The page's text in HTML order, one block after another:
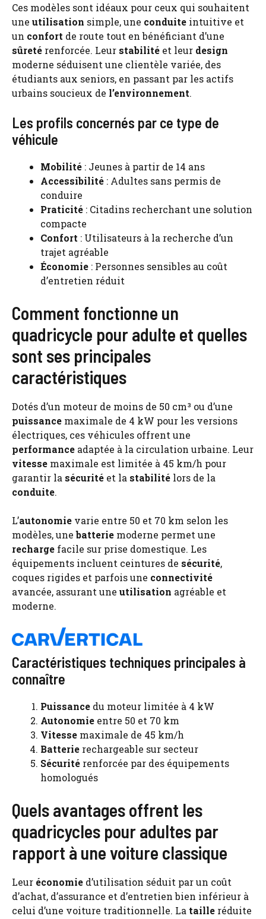
Ces modèles sont idéaux pour ceux qui souhaitent
une utilisation simple, une conduite intuitive et
un confort de route tout en bénéficiant d’une
sûreté renforcée. Leur stabilité et leur design
moderne séduisent une clientèle variée, des
étudiants aux seniors, en passant par les actifs
urbains soucieux de l’environnement.
Les profils concernés par ce type de
véhicule
Mobilité : Jeunes à partir de 14 ans
Accessibilité : Adultes sans permis de
conduire
Praticité : Citadins recherchant une solution
compacte
Confort : Utilisateurs à la recherche d’un
trajet agréable
Économie : Personnes sensibles au coût
d’entretien réduit
Comment fonctionne un
quadricycle pour adulte et quelles
sont ses principales
caractéristiques
Dotés d’un moteur de moins de 50 cm³ ou d’une
puissance maximale de 4 kW pour les versions
électriques, ces véhicules offrent une
performance adaptée à la circulation urbaine. Leur
vitesse maximale est limitée à 45 km/h pour
garantir la sécurité et la stabilité lors de la
conduite.
L’autonomie varie entre 50 et 70 km selon les
modèles, unebatterie moderne permet une
recharge facile sur prise domestique. Les
équipements incluent ceintures de sécurité,
coques rigides et parfois une connectivité
avancée, assurant une utilisation agréable et
moderne.
Caractéristiques techniques principales à
connaître
Puissance du moteur limitée à 4 kW
Autonomie entre 50 et 70 km
Vitesse maximale de 45 km/h
Batterie rechargeable sur secteur
Sécurité renforcée par des équipements
homologués
Quels avantages offrent les
quadricycles pour adultes par
rapport à une voiture classique
Leur économie d’utilisation séduit par un coût
d’achat, d’assurance et d’entretien bien inférieur à
celui d’une voiture traditionnelle. La taille réduite